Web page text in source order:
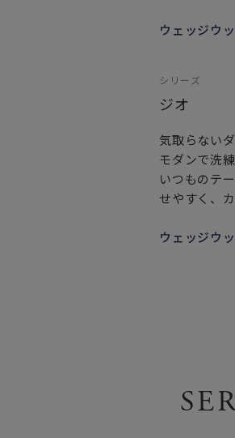
ウェッジウ
シリーズ
ジオ
気取らない
モダンで洗
いつものテ
せやすく、
ウェッジウ